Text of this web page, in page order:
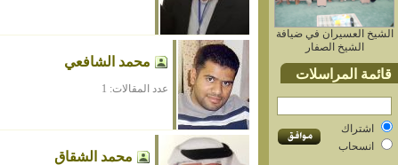
الشيخ العسيران في ضيافة
الشيخ الصفار
قائمة المراسلات
اشتراك
انسحاب
محمد الشافعي
عدد المقالات: 1
محمد الشقاق